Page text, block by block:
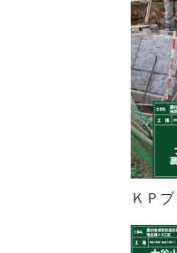
ＫＰ